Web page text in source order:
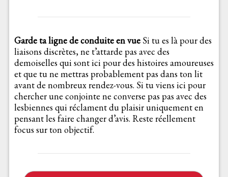
Garde ta ligne de conduite en vueSi tu es là pour des
liaisons discrètes, ne t’attarde pas avec des
demoiselles qui sont ici pour des histoires amoureuses
et que tu ne mettras probablement pas dans ton lit
avant de nombreux rendez-vous. Si tu viens ici pour
chercher une conjointe ne converse pas pas avec des
lesbiennes qui réclament du plaisir uniquement en
pensant les faire changer d’avis. Reste réellement
focus sur ton objectif.